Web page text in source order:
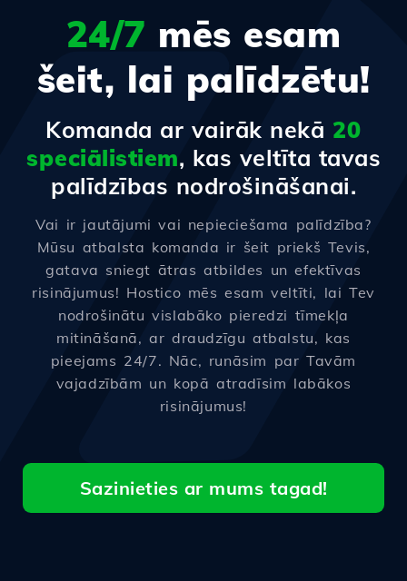
24/7 mēs esam
šeit, lai palīdzētu!
Komanda ar vairāk nekā 20
speciālistiem, kas veltīta tavas
palīdzības nodrošināšanai.
Vai ir jautājumi vai nepieciešama palīdzība?
Mūsu atbalsta komanda ir šeit priekš Tevis,
gatava sniegt ātras atbildes un efektīvas
risinājumus! Hostico mēs esam veltīti, lai Tev
nodrošinātu vislabāko pieredzi tīmekļa
mitināšanā, ar draudzīgu atbalstu, kas
pieejams 24/7. Nāc, runāsim par Tavām
vajadzībām un kopā atradīsim labākos
risinājumus!
Sazinieties ar mums tagad!